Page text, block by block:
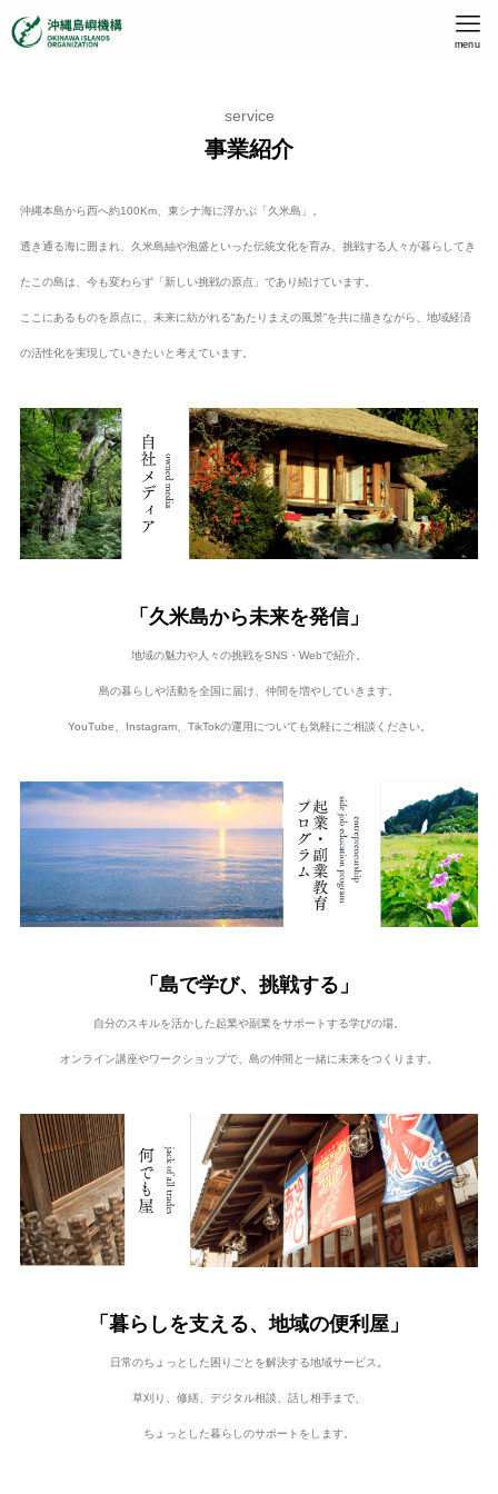
menu
service
事業紹介
沖縄本島から西へ約100Km、東シナ海に浮かぶ「久米島」。
透き通る海に囲まれ、久米島紬や泡盛といった伝統文化を育み、挑戦する人々が暮らしてき
たこの島は、今も変わらず「新しい挑戦の原点」であり続けています。
ここにあるものを原点に、未来に紡がれる“あたりまえの風景”を共に描きながら、地域経済
の活性化を実現していきたいと考えています。
「久米島から未来を発信」
地域の魅力や人々の挑戦をSNS・Webで紹介。
島の暮らしや活動を全国に届け、仲間を増やしていきます。
YouTube、Instagram、TikTokの運用についても気軽にご相談ください。
「島で学び、挑戦する」
自分のスキルを活かした起業や副業をサポートする学びの場。
オンライン講座やワークショップで、島の仲間と一緒に未来をつくります。
「暮らしを支える、地域の便利屋」
日常のちょっとした困りごとを解決する地域サービス。
草刈り、修繕、デジタル相談、話し相手まで、
ちょっとした暮らしのサポートをします。